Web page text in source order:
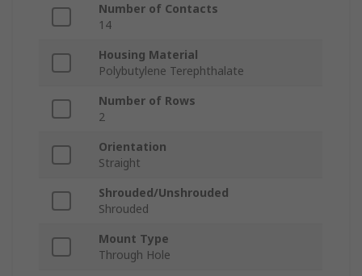
Number of Contacts
14
Housing Material
Polybutylene Terephthalate
Number of Rows
2
Orientation
Straight
Shrouded/Unshrouded
Shrouded
Mount Type
Through Hole